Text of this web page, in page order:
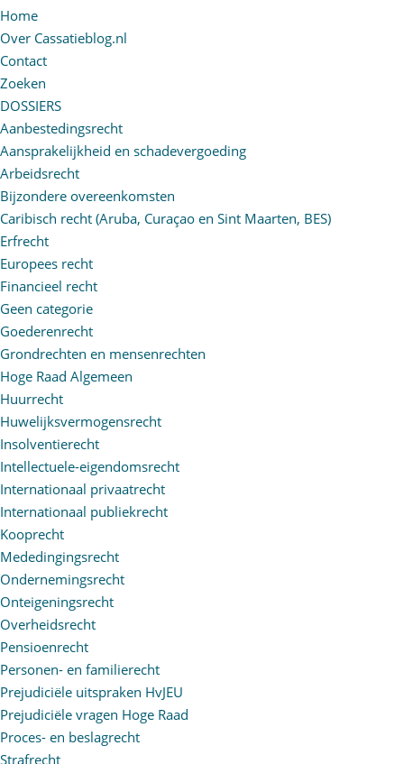
Home
Over Cassatieblog.nl
Contact
Zoeken
DOSSIERS
Aanbestedingsrecht
Aansprakelijkheid en schadevergoeding
Arbeidsrecht
Bijzondere overeenkomsten
Caribisch recht (Aruba, Curaçao en Sint Maarten, BES)
Erfrecht
Europees recht
Financieel recht
Geen categorie
Goederenrecht
Grondrechten en mensenrechten
Hoge Raad Algemeen
Huurrecht
Huwelijksvermogensrecht
Insolventierecht
Intellectuele-eigendomsrecht
Internationaal privaatrecht
Internationaal publiekrecht
Kooprecht
Mededingingsrecht
Ondernemingsrecht
Onteigeningsrecht
Overheidsrecht
Pensioenrecht
Personen- en familierecht
Prejudiciële uitspraken HvJEU
Prejudiciële vragen Hoge Raad
Proces- en beslagrecht
Strafrecht